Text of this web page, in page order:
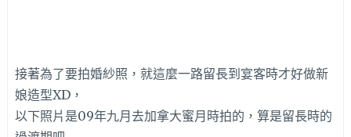
接著為了要拍婚紗照，就這麼一路留長到宴客時才好做新
娘造型XD，
以下照片是09年九月去加拿大蜜月時拍的，算是留長時的